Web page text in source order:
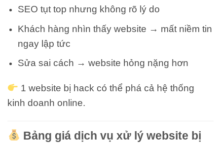
SEO tụt top nhưng không rõ lý do
Khách hàng nhìn thấy website → mất niềm tin
ngay lập tức
Sửa sai cách → website hỏng nặng hơn
1 website bị hack có thể phá cả hệ thống
kinh doanh online.
Bảng giá dịch vụ xử lý website bị